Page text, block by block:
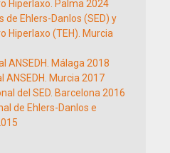
Hiperlaxo. Palma 2024
de Ehlers-Danlos (SED) y
Hiperlaxo (TEH). Murcia
ANSEDH. Málaga 2018
ANSEDH. Murcia 2017
del SED. Barcelona 2016
de Ehlers-Danlos e